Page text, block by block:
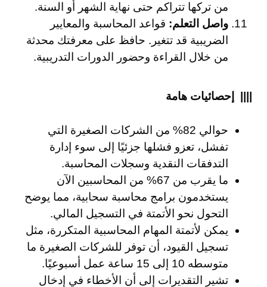
من تركها تتراكم حتى نهاية الشهر أو السنة.
واصل التعلم: قواعد المحاسبة والمعايير
الضريبية قد تتغير. حافظ على معرفتك محدثة
من خلال القراءة وحضور الدورات التدريبية.
|||| إحصائيات هامة
حوالي 82% من الشركات الصغيرة التي
تفشل، تعزو فشلها جزئيًا إلى سوء إدارة
التدفقات النقدية وسجلات المحاسبة.
ما يقرب من 67% من المحاسبين الآن
يستخدمون برامج محاسبة سحابية، مما يوضح
التحول نحو الأتمتة في التسجيل المالي.
يمكن لأتمتة المهام المحاسبية المتكررة، مثل
تسجيل القيود، أن توفر للشركات الصغيرة ما
متوسطه 10 إلى 15 ساعة عمل أسبوعيًا.
تشير التقديرات إلى أن الأخطاء في إدخال